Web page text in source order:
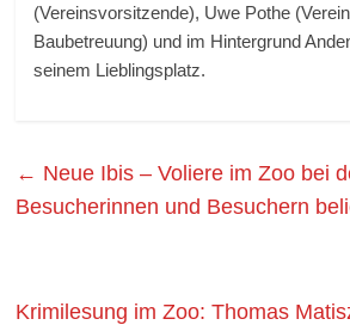
(Vereinsvorsitzende), Uwe Pothe
Baubetreuung) und im Hintergrund
seinem Lieblingsplatz.
← Neue Ibis – Voliere im Zoo bei
Besucherinnen und Besuchern
Krimilesung im Zoo: Thomas